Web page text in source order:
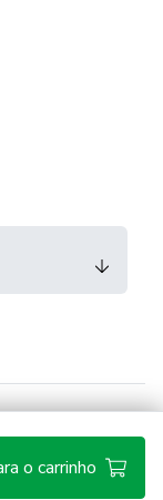
o carrinho